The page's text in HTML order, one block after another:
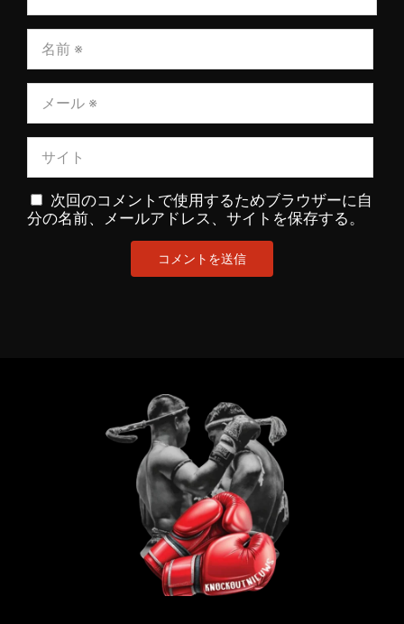
次回のコメントで使用するためブラウザーに自
分の名前、メールアドレス、サイトを保存する。